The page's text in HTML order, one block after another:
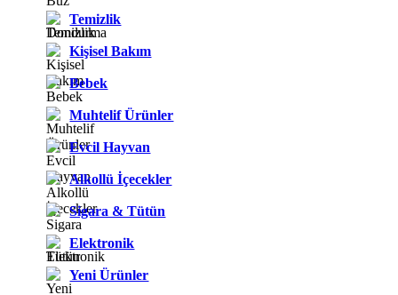
Temizlik
Kişisel Bakım
Bebek
Muhtelif Ürünler
Evcil Hayvan
Alkollü İçecekler
Sigara & Tütün
Elektronik
Yeni Ürünler